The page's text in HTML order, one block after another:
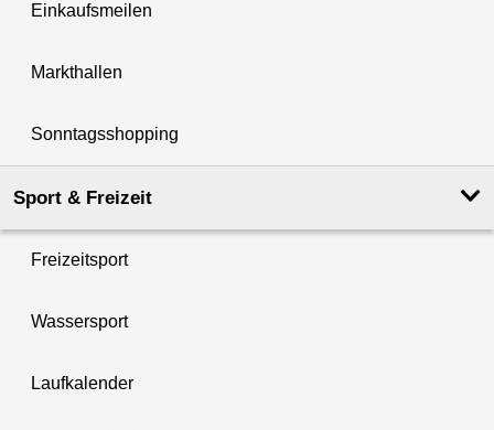
Einkaufsmeilen
Markthallen
Sonntagsshopping
Sport & Freizeit
Freizeitsport
Wassersport
Laufkalender